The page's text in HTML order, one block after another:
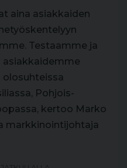
aina asiakkaiden
Testaamme ja
asiakkaidemme
olosuhteissa
Pohjois-
kertoo Marko
markkinointijohtaja